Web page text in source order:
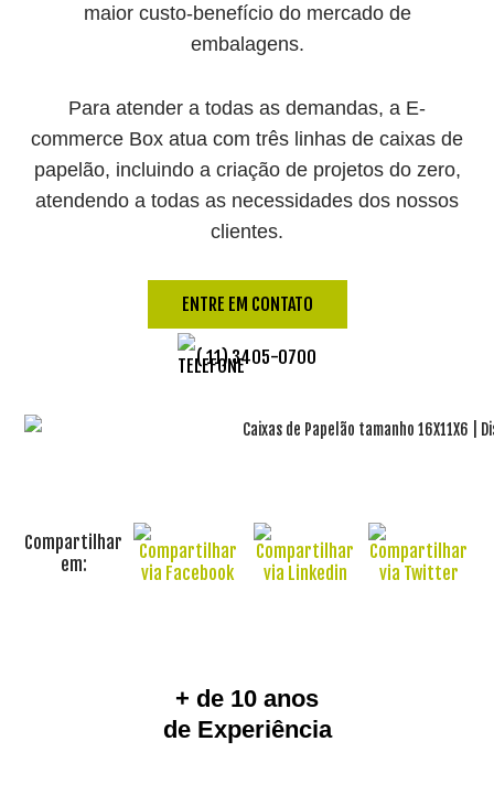
maior custo-benefício do mercado de
embalagens.
Para atender a todas as demandas, a E-
commerce Box atua com três linhas de caixas de
papelão, incluindo a criação de projetos do zero,
atendendo a todas as necessidades dos nossos
clientes.
ENTRE EM CONTATO
( 11) 3405-0700
Compartilhar
em:
+ de 10 anos
de Experiência